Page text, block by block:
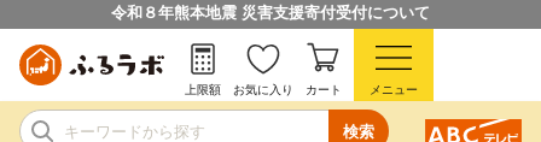
令和８年熊本地震 災害支援寄付受付について
検索
上限額 お気に入り カート メニュー